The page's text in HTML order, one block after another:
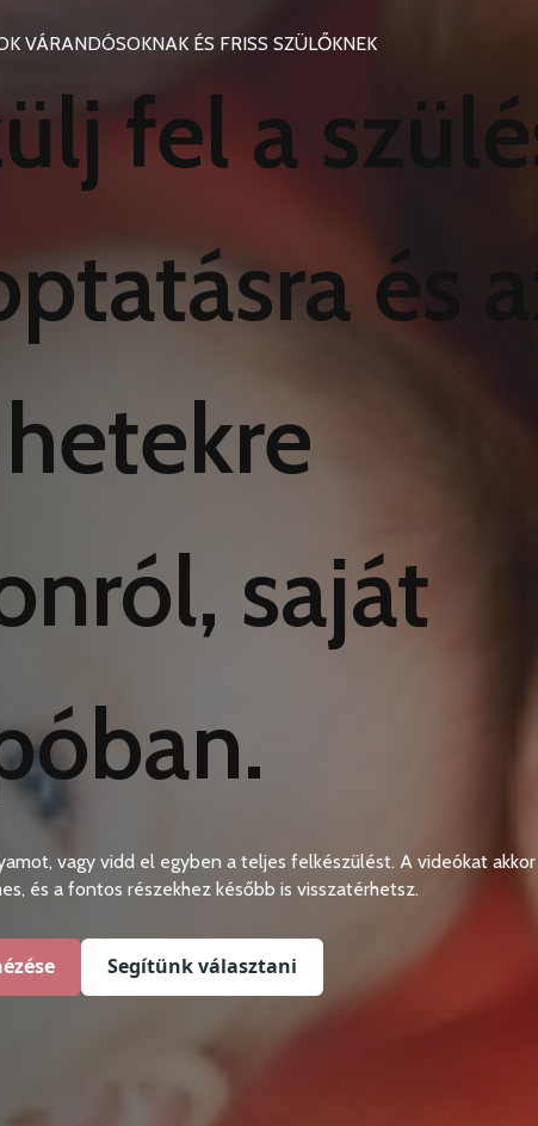
VÁRANDÓSOKNAK ÉS FRISS SZÜLŐKNEK
fel a
és
saját
vagy vidd el egyben a teljes felkészülést. A videókat
és a fontos részekhez később is visszatérhetsz.
Segítünk választani